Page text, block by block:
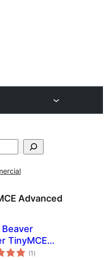
Advanced
Beaver
TinyMCE
Icon Fix
(1 ຄະແນນ
ທັງໝົດ
)